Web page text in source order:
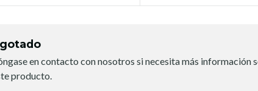
en contacto con nosotros si necesita más información
producto.